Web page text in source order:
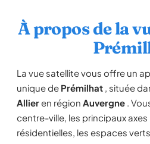
À propos de la
La vue satellite vous offre un
unique de Prémilhat , située
Allieren région Auvergne .
centre-ville, les principaux
résidentielles, les espaces